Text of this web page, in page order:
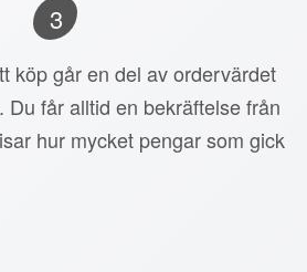
3
köp går en del av ordervärdet
Du får alltid en bekräftelse från
hur mycket pengar som gick